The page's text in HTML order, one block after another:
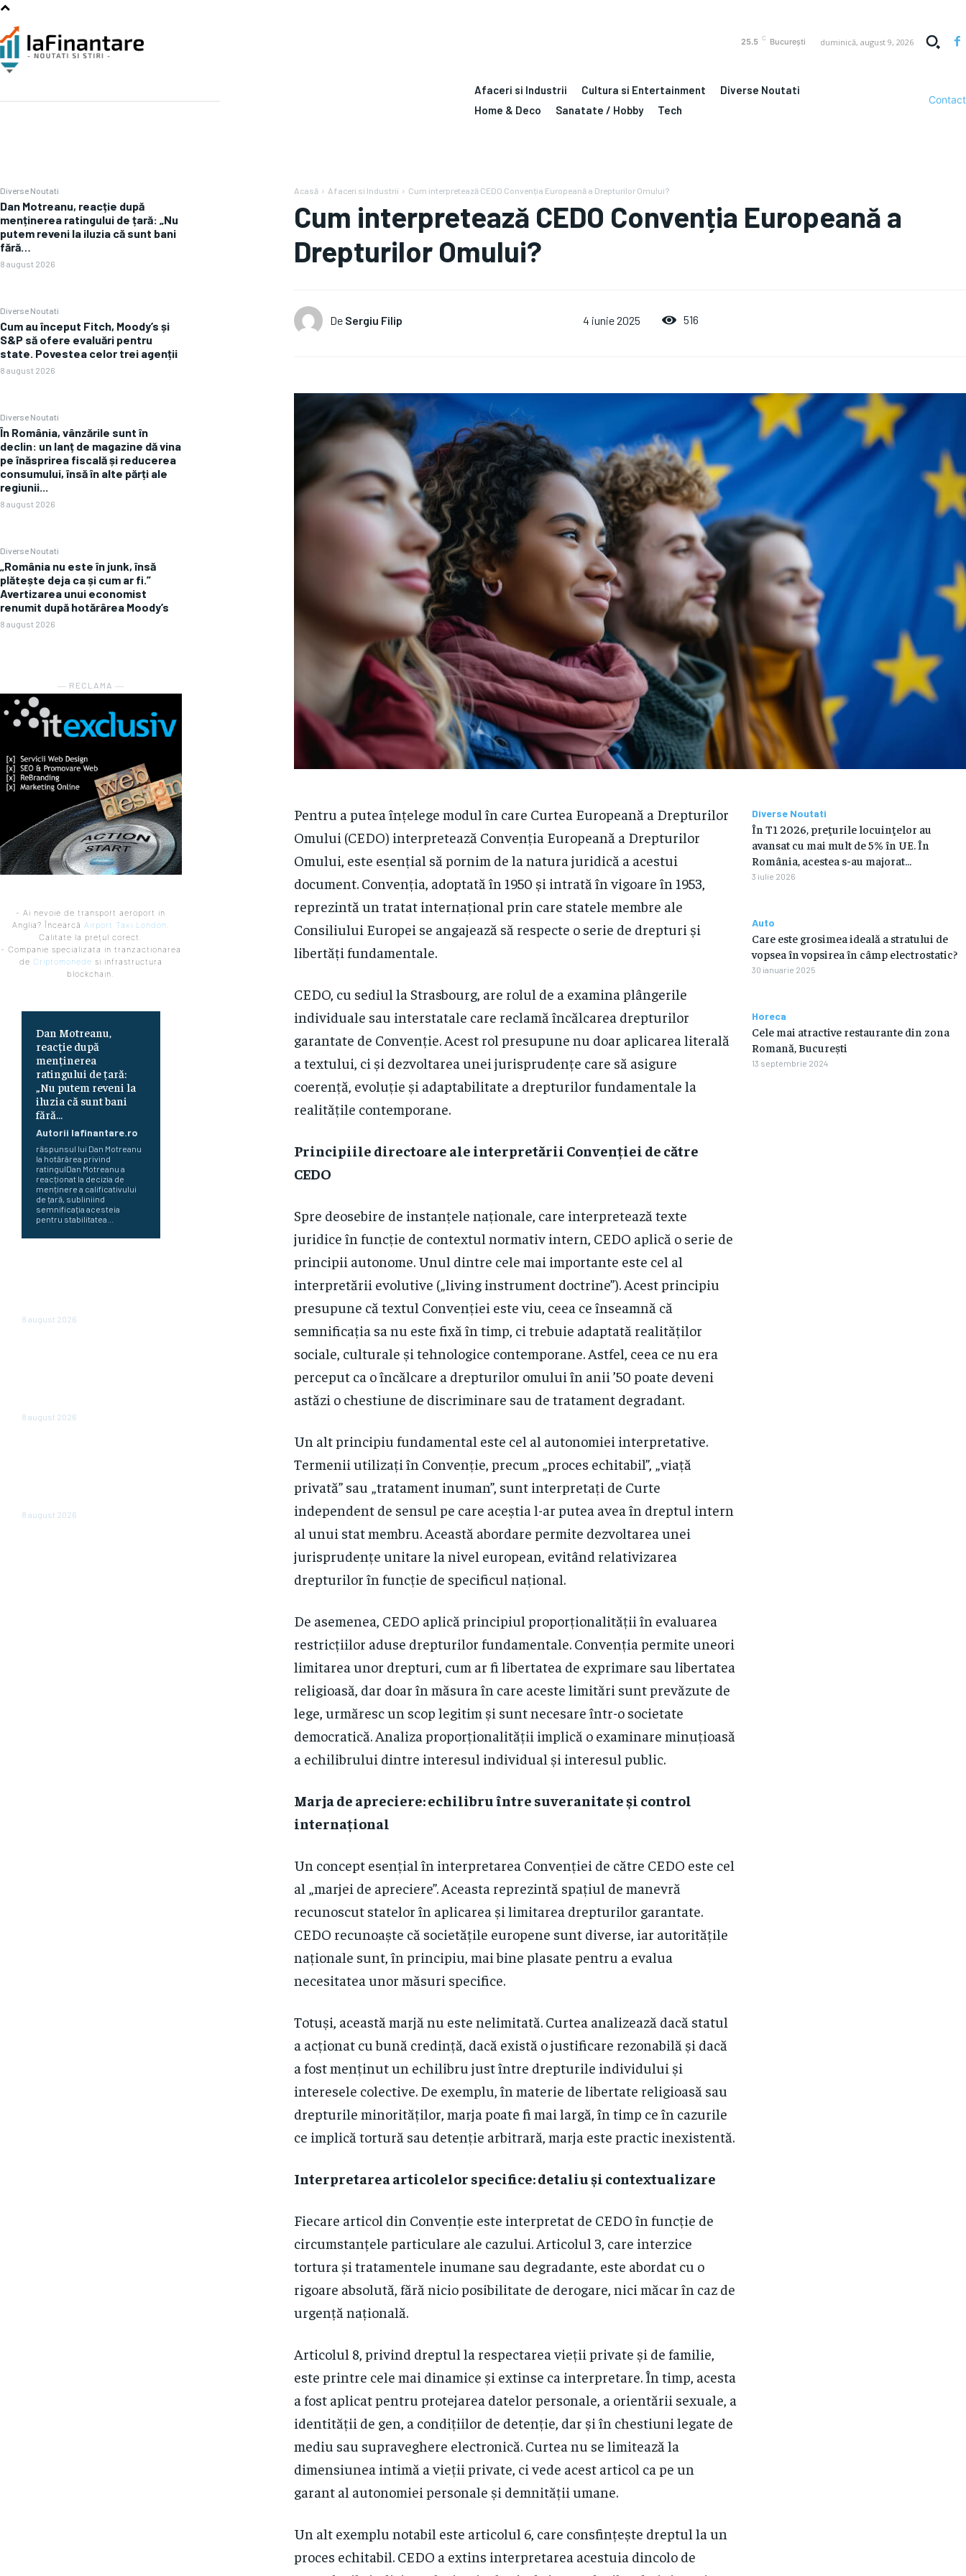
25.5 C București duminică, august 9, 2026
Afaceri si Industrii Cultura si Entertainment
Diverse Noutati
Home & Deco
Sanatate / Hobby Tech
Contact
Diverse Noutati
Dan Motreanu, reacție după
menținerea ratingului de țară: „Nu
putem reveni la iluzia că sunt bani
fără…
8 august 2026
Diverse Noutati
Cum au început Fitch, Moody’s și
S&P să ofere evaluări pentru
state. Povestea celor trei agenții
8 august 2026
Diverse Noutati
În România, vânzările sunt în
declin: un lanț de magazine dă vina
pe înăsprirea fiscală și reducerea
consumului, însă în alte părți ale
regiunii...
8 august 2026
Diverse Noutati
„România nu este în junk, însă
plătește deja ca și cum ar fi.”
Avertizarea unui economist
renumit după hotărârea Moody’s
8 august 2026
― RECLAMA ―
- Ai nevoie de transport aeroport in
Anglia? Încearcă Airport Taxi London.
Calitate la prețul corect.
- Companie specializata in tranzactionarea
de Criptomonede si infrastructura
blockchain.
Dan Motreanu,
reacție după
menținerea
ratingului de țară:
„Nu putem reveni la
iluzia că sunt bani
fără…
Autorii Iafinantare.ro
răspunsul lui Dan Motreanu
la hotărârea privind
ratingulDan Motreanu a
reacționat la decizia de
menținere a calificativului
de țară, subliniind
semnificația acesteia
pentru stabilitatea...
8 august 2026
8 august 2026
8 august 2026
Acasă Afaceri si Industrii Cum interpretează CEDO Convenția Europeană a Drepturilor Omului?
Cum interpretează CEDO Convenția Europeană a
Drepturilor Omului?
De Sergiu Filip 4 iunie 2025 516
Pentru a putea înțelege modul în care Curtea Europeană a Drepturilor
Omului (CEDO) interpretează Convenția Europeană a Drepturilor
Omului, este esențial să pornim de la natura juridică a acestui
document. Convenția, adoptată în 1950 și intrată în vigoare în 1953,
reprezintă un tratat internațional prin care statele membre ale
Consiliului Europei se angajează să respecte o serie de drepturi și
libertăți fundamentale.
CEDO, cu sediul la Strasbourg, are rolul de a examina plângerile
individuale sau interstatale care reclamă încălcarea drepturilor
garantate de Convenție. Acest rol presupune nu doar aplicarea literală
a textului, ci și dezvoltarea unei jurisprudențe care să asigure
coerență, evoluție și adaptabilitate a drepturilor fundamentale la
realitățile contemporane.
Principiile directoare ale interpretării Convenției de către
CEDO
Spre deosebire de instanțele naționale, care interpretează texte
juridice în funcție de contextul normativ intern, CEDO aplică o serie de
principii autonome. Unul dintre cele mai importante este cel al
interpretării evolutive („living instrument doctrine”). Acest principiu
presupune că textul Convenției este viu, ceea ce înseamnă că
semnificația sa nu este fixă în timp, ci trebuie adaptată realităților
sociale, culturale și tehnologice contemporane. Astfel, ceea ce nu era
perceput ca o încălcare a drepturilor omului în anii ’50 poate deveni
astăzi o chestiune de discriminare sau de tratament degradant.
Un alt principiu fundamental este cel al autonomiei interpretative.
Termenii utilizați în Convenție, precum „proces echitabil”, „viață
privată” sau „tratament inuman”, sunt interpretați de Curte
independent de sensul pe care aceștia l-ar putea avea în dreptul intern
al unui stat membru. Această abordare permite dezvoltarea unei
jurisprudențe unitare la nivel european, evitând relativizarea
drepturilor în funcție de specificul național.
De asemenea, CEDO aplică principiul proporționalității în evaluarea
restricțiilor aduse drepturilor fundamentale. Convenția permite uneori
limitarea unor drepturi, cum ar fi libertatea de exprimare sau libertatea
religioasă, dar doar în măsura în care aceste limitări sunt prevăzute de
lege, urmăresc un scop legitim și sunt necesare într-o societate
democratică. Analiza proporționalității implică o examinare minuțioasă
a echilibrului dintre interesul individual și interesul public.
Marja de apreciere: echilibru între suveranitate și control
internațional
Un concept esențial în interpretarea Convenției de către CEDO este cel
al „marjei de apreciere”. Aceasta reprezintă spațiul de manevră
recunoscut statelor în aplicarea și limitarea drepturilor garantate.
CEDO recunoaște că societățile europene sunt diverse, iar autoritățile
naționale sunt, în principiu, mai bine plasate pentru a evalua
necesitatea unor măsuri specifice.
Totuși, această marjă nu este nelimitată. Curtea analizează dacă statul
a acționat cu bună credință, dacă există o justificare rezonabilă și dacă
a fost menținut un echilibru just între drepturile individului și
interesele colective. De exemplu, în materie de libertate religioasă sau
drepturile minorităților, marja poate fi mai largă, în timp ce în cazurile
ce implică tortură sau detenție arbitrară, marja este practic inexistentă.
Interpretarea articolelor specifice: detaliu și contextualizare
Fiecare articol din Convenție este interpretat de CEDO în funcție de
circumstanțele particulare ale cazului. Articolul 3, care interzice
tortura și tratamentele inumane sau degradante, este abordat cu o
rigoare absolută, fără nicio posibilitate de derogare, nici măcar în caz de
urgență națională.
Articolul 8, privind dreptul la respectarea vieții private și de familie,
este printre cele mai dinamice și extinse ca interpretare. În timp, acesta
a fost aplicat pentru protejarea datelor personale, a orientării sexuale, a
identității de gen, a condițiilor de detenție, dar și în chestiuni legate de
mediu sau supraveghere electronică. Curtea nu se limitează la
dimensiunea intimă a vieții private, ci vede acest articol ca pe un
garant al autonomiei personale și demnității umane.
Un alt exemplu notabil este articolul 6, care consfințește dreptul la un
proces echitabil. CEDO a extins interpretarea acestuia dincolo de
Diverse Noutati
În T1 2026, preţurile locuinţelor au
avansat cu mai mult de 5% în UE. În
România, acestea s-au majorat…
3 iulie 2026
Auto
Care este grosimea ideală a stratului de
vopsea în vopsirea în câmp electrostatic?
30 ianuarie 2025
Horeca
Cele mai atractive restaurante din zona
Romană, București
13 septembrie 2024